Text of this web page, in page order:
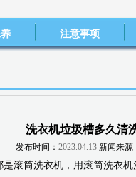
注意事项
洗衣机垃圾槽多久清
发布时间： 2023.04.13新闻来源
筒洗衣机，用滚筒洗衣机